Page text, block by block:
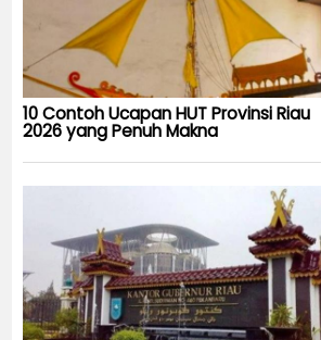
10 Contoh Ucapan HUT Provinsi Riau
2026 yang Penuh Makna